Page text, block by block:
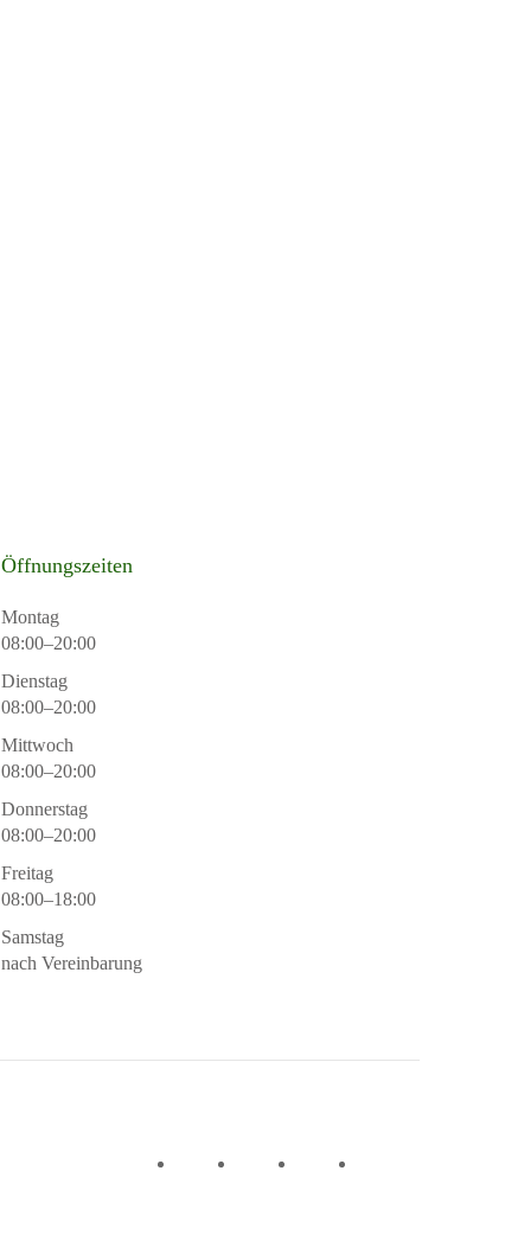
Öffnungszeiten
Montag
08:00–20:00
Dienstag
08:00–20:00
Mittwoch
08:00–20:00
Donnerstag
08:00–20:00
Freitag
08:00–18:00
Samstag
nach Vereinbarung